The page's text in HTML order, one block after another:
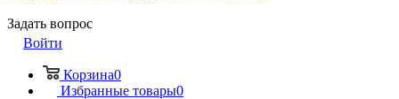
Задать вопрос
Войти
Корзина0
Избранные товары0